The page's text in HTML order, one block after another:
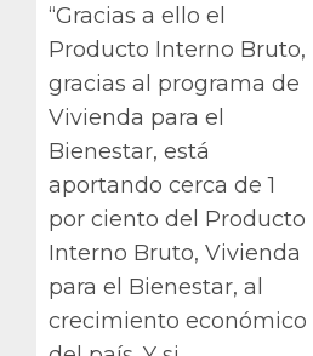
“Gracias a ello el
Producto Interno Bruto,
gracias al programa de
Vivienda para el
Bienestar, está
aportando cerca de 1
por ciento del Producto
Interno Bruto, Vivienda
para el Bienestar, al
crecimiento económico